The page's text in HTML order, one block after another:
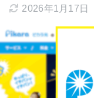
2026年1月17日